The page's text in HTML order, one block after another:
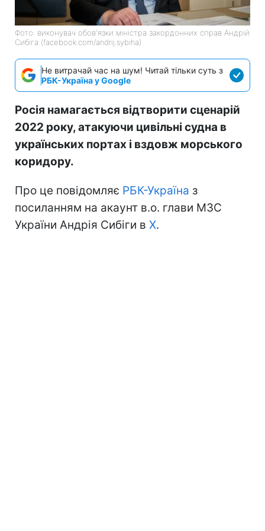
Фото: виконувач обов'язки міністра закордонних справ Андрій
Сибіга (facebook.com/andrij.sybiha)
Не витрачай час на шум! Читай тільки суть з
РБК-Україна у Google
Росія намагається відтворити сценарій
2022 року, атакуючи цивільні судна в
українських портах і вздовж морського
коридору.
Про це повідомляє РБК-Україна з
посиланням на акаунт в.о. глави МЗС
України Андрія Сибіги в Х.